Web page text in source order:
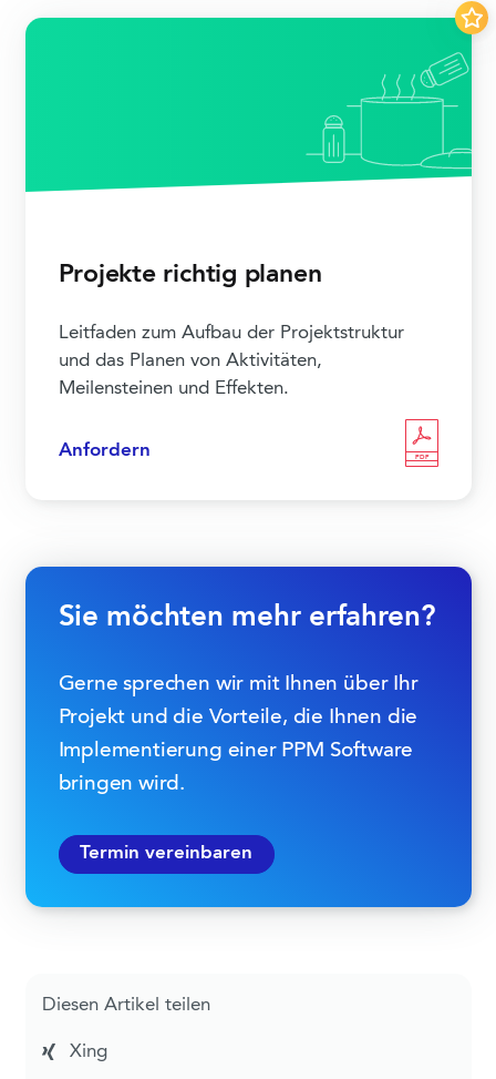
Projekte richtig planen
Leitfaden zum Aufbau der Projektstruktur
und das Planen von Aktivitäten,
Meilensteinen und Effekten.
Anfordern PDF
Sie möchten mehr erfahren?
Gerne sprechen wir mit Ihnen über Ihr
Projekt und die Vorteile, die Ihnen die
Implementierung einer PPM Software
bringen wird.
Termin vereinbaren
Diesen Artikel teilen
Xing